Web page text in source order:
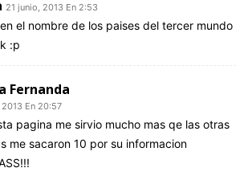
21 junio, 2013 En 2:53
el nombre de los paises del tercer mundo
:p
Fernanda
En 20:57
pagina me sirvio mucho mas qe las otras
me sacaron 10 por su informacion